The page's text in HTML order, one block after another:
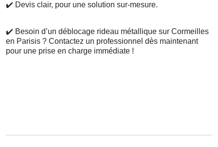
✔️ Devis clair, pour une solution sur-mesure.
✔️ Besoin d’un déblocage rideau métallique sur Cormeilles
en Parisis ? Contactez un professionnel dès maintenant
pour une prise en charge immédiate !